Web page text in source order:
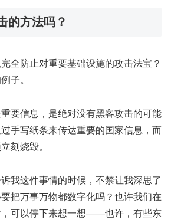
的方法吗？
全防止对重要基础设施的攻击法宝？
子。
要信息，是绝对没有黑客攻击的可能
手写纸条来传达重要的国家信息，而
刻烧毁。
我这件事情的时候，不禁让我深思了
把万事万物都数字化吗？也许我们在
，可以停下来想一想——也许，有些东